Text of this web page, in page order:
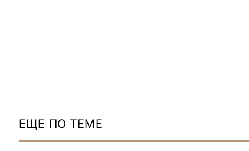
ЕЩЕ ПО ТЕМЕ